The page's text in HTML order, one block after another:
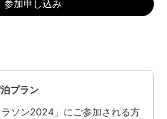
参加申し込み
プラン
ラソン2024」にご参加される方